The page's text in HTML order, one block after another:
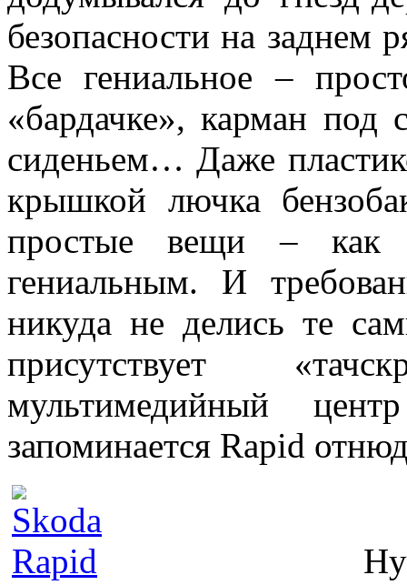
безопасности на заднем
Все гениальное –
«бардачке», карман
сиденьем… Даже
крышкой лючка
простые вещи – как
гениальным. И
никуда не делись те
присутствует
мультимедийный
запоминается Rapid
Ну а